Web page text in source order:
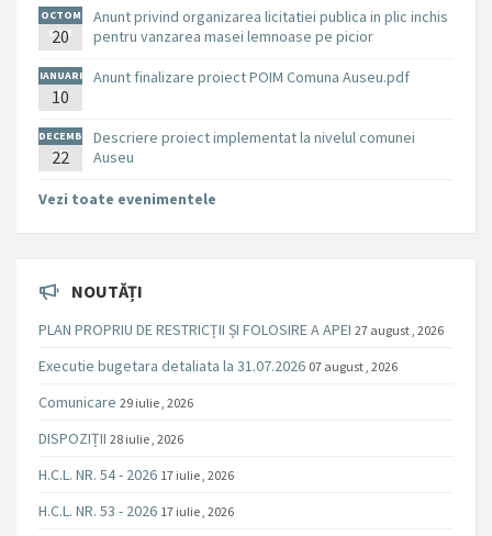
OCTOM
BRIE
20
Anunt privind organizarea licitatiei publica in plic inchis
pentru vanzarea masei lemnoase pe picior
IANUARI
E
10
Anunt finalizare proiect POIM Comuna Auseu.pdf
DECEMB
RIE
22
Descriere proiect implementat la nivelul comunei
Auseu
Vezi toate evenimentele
NOUTĂȚI
PLAN PROPRIU DE RESTRICȚII ȘI FOLOSIRE A APEI 27 august , 2026
Executie bugetara detaliata la 31.07.2026 07 august , 2026
Comunicare 29 iulie , 2026
DISPOZIȚII 28 iulie , 2026
H.C.L. NR. 54 - 2026 17 iulie , 2026
H.C.L. NR. 53 - 2026 17 iulie , 2026